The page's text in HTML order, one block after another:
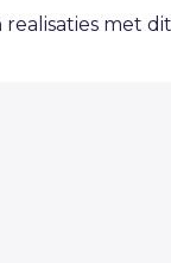
realisaties met